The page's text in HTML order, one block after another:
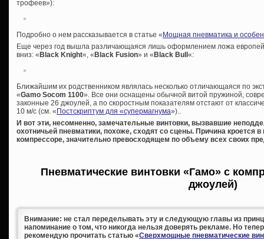
трофеев»):
Подробно о нем рассказывается в статье «Мощная пневматика и
Еще через год вышла различающаяся лишь оформлением ложа
вниз: «Black Knight«, «Black Fusion» и «Black Bull«:
Ближайшим их родственником являлась несколько отличающаяся по
«Gamo Socom 1100». Все они оснащены обычной витой пружиной,
законные 26 джоулей, а по скоростным показателям отстают от
10 м/с (см. «Постскриптум для «супермагнума»)..
И вот эти, несомненно, замечательные винтовки, вызвавшие
охотничьей пневматики, похоже, сходят со сцены. Причина кроется
компрессоре, значительно превосходящем по объему всех своих
Пневматические винтовки «Гамо» с
джоулей)
Внимание: не стал переделывать эту и следующую главы из
напоминание о том, что никогда нельзя доверять рекламе. Но
рекомендую прочитать статью «Сверхмощные пневматические